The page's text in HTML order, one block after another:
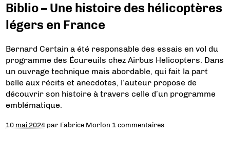
Biblio – Une histoire des hélicoptères
légers en France
Bernard Certain a été responsable des essais en vol du
programme des Écureuils chez Airbus Helicopters. Dans
un ouvrage technique mais abordable, qui fait la part
belle aux récits et anecdotes, l’auteur propose de
découvrir son histoire à travers celle d’un programme
emblématique.
10 mai 2024 par Fabrice Morlon 1 commentaires